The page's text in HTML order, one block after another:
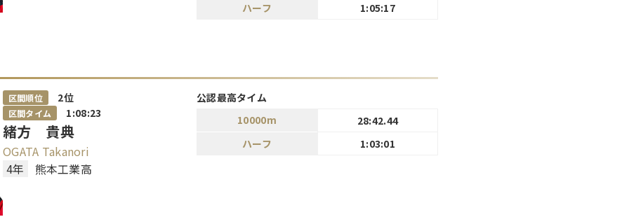
ハーフ
1:05:17
区間順位 2位
区間タイム 1:08:23
緒方 貴典
OGATA Takanori
4年
熊本工業高
公認最高タイム
10000m
28:42.44
ハーフ
1:03:01